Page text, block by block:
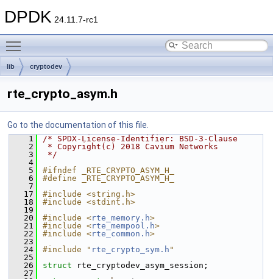
DPDK 24.11.7-rc1
lib cryptodev
rte_crypto_asym.h
Go to the documentation of this file.
    1
/* SPDX-License-Identifier: BSD-3-Clause
    2
* Copyright(c) 2018 Cavium Networks
    3
*/
    4
    5
#ifndef _RTE_CRYPTO_ASYM_H_
    6
#define _RTE_CRYPTO_ASYM_H_
    7
   17
#include <string.h>
   18
#include <stdint.h>
   19
   20
#include <rte_memory.h>
   21
#include <rte_mempool.h>
   22
#include <rte_common.h>
   23
   24
#include " rte_crypto_sym.h "
   25
   26
struct
rte_cryptodev_asym_session;
   27